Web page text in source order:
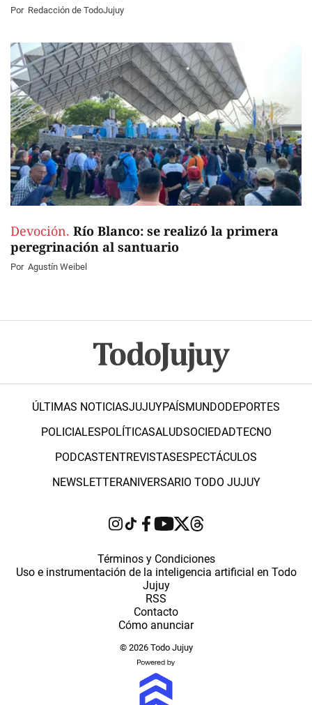
Por Redacción de TodoJujuy
Devoción. Río Blanco: se realizó la primera
peregrinación al santuario
Por Agustín Weibel
ÚLTIMAS NOTICIASJUJUYPAÍSMUNDODEPORTES
POLICIALESPOLÍTICASALUDSOCIEDADTECNO
PODCASTENTREVISTASESPECTÁCULOS
NEWSLETTERANIVERSARIO TODO JUJUY
Términos y Condiciones
Uso e instrumentación de la inteligencia artificial en Todo
Jujuy
RSS
Contacto
Cómo anunciar
© 2026 Todo Jujuy